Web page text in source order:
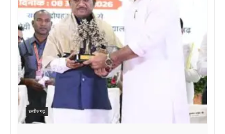
छत्तीसगढ़